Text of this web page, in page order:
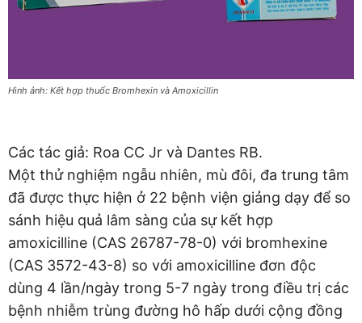
Hình ảnh: Kết hợp thuốc Bromhexin và Amoxicillin
Các tác giả: Roa CC Jr và Dantes RB.
Một thử nghiệm ngẫu nhiên, mù đôi, đa trung tâm
đã được thực hiện ở 22 bệnh viện giảng dạy để so
sánh hiệu quả lâm sàng của sự kết hợp
amoxicilline (CAS 26787-78-0) với bromhexine
(CAS 3572-43-8) so với amoxicilline đơn độc
dùng 4 lần/ngày trong 5-7 ngày trong điều trị các
bệnh nhiễm trùng đường hô hấp dưới cộng đồng